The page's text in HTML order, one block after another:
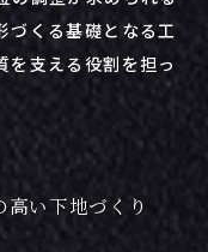
づくる基礎となる工
を支える役割を担っ
い下地づくり